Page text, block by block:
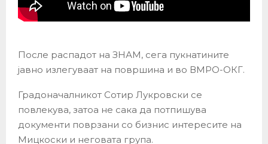
После распадот на ЗНАМ, сега пукнатините
јавно излегуваат на површина и во ВМРО-ОКГ.
Градоначалникот Сотир Лукровски се
повлекува, затоа не сака да потпишува
документи поврзани со бизнис интересите на
Мицкоски и неговата група.